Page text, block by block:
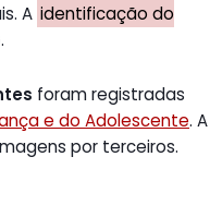
A identificação do
.
foram registradas
e do Adolescente. A
por terceiros.